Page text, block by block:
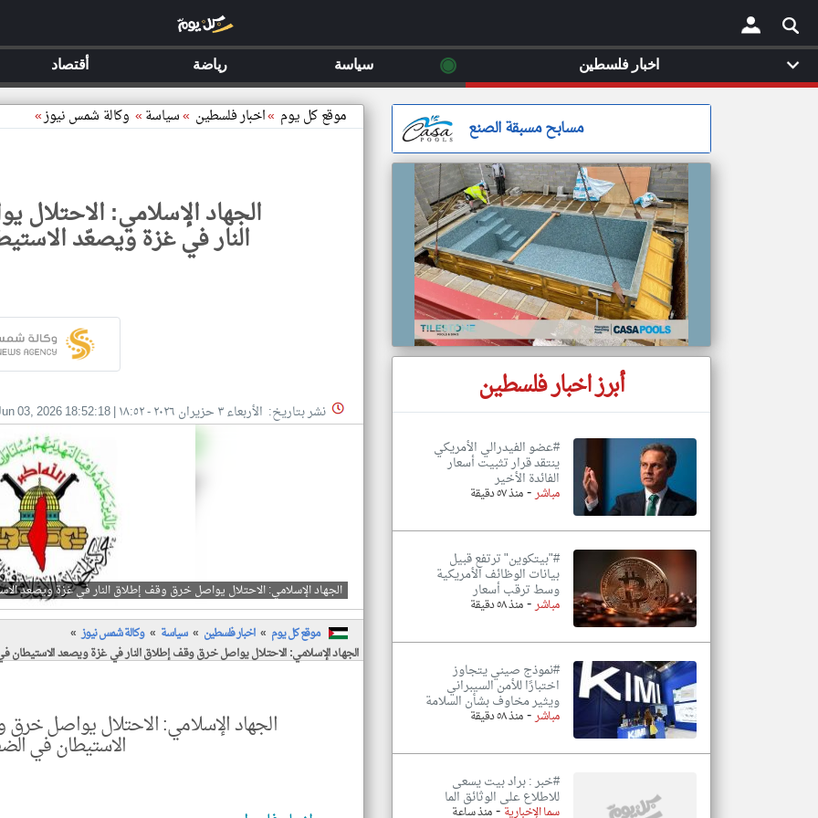
× موقع كل يوم »اخبار فلسطين »سياسة» وكالة شمس نيوز»
الجهاد الإسلامي:
النار في غزة ويصعّد
نشر بتاريخ: الأربعاء ٣ حزيران ٢٠٢٦ - ١٨:٥٢ |
03, 2026 18:52:18
الجهاد الإسلامي: الاحتلال يواصل خرق وقف إطلاق النار في غزة ويصعد
موقع كل يوم اخبار فلسطين سياسة وكالة شمس نيوز
الجهاد الإسلامي: الاحتلال يواصل خرق وقف إطلاق النار في غزة ويصعد الاستيطان
الجهاد الإسلامي: الاحتلال يواصل
الاستيطان في
مسابح مسبقة الصنع
أبرز اخبار فلسطين
#عضو الفيدرالي الأمريكي
ينتقد قرار تثبيت أسعار
الفائدة الأخير
مباشر-منذ ٥٧ دقيقة
#"بيتكوين" ترتفع قبيل
بيانات الوظائف الأمريكية
وسط ترقب أسعار
مباشر-منذ ٥٨ دقيقة
#نموذج صيني يتجاوز
اختبارًا للأمن السيبراني
ويثير مخاوف بشأن السلامة
مباشر-منذ ٥٨ دقيقة
#خبر : براد بيت يسعى
للاطلاع على الوثائق الما
سما الإخبارية-منذ ساعة
اخبار فلسطين ◉ سياسة رياضة أقتصاد